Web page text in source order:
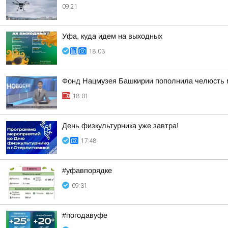
09:21
Уфа, куда идем на выходных
18:03
Фонд Нацмузея Башкирии пополнила челюсть
18:01
День физкультурника уже завтра!
17:48
#уфавпорядке
09:31
#погодавуфе